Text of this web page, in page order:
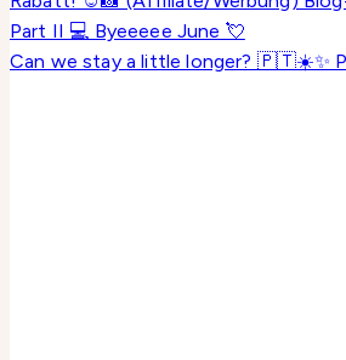
Can we stay a little longer? 🇵🇹☀️✨